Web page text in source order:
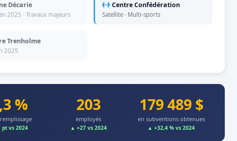
Décarie
2025 · Travaux majeurs
Centre Confédération
Satellite · Multi-sports
Trenholme
2025
%
pt vs 2024
203
employés
▲ +27 vs 2024
179 489 $
en subventions obtenues
▲ +32,4 % vs 2024